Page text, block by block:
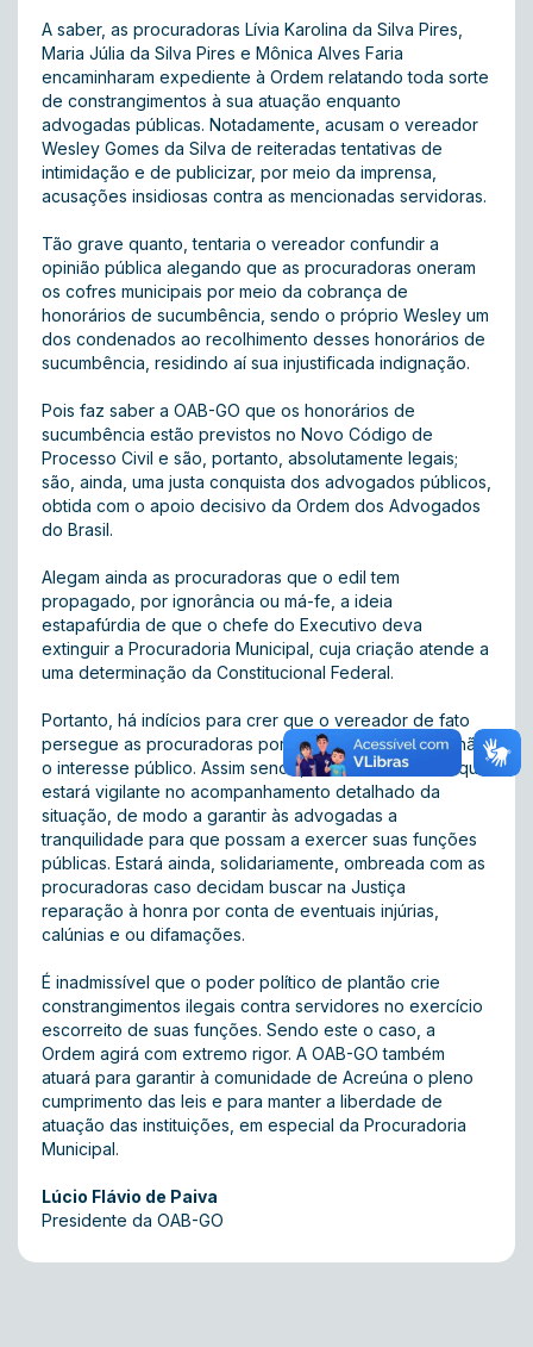
A saber, as procuradoras Lívia Karolina da Silva Pires,
Maria Júlia da Silva Pires e Mônica Alves Faria
encaminharam expediente à Ordem relatando toda sorte
de constrangimentos à sua atuação enquanto
advogadas públicas. Notadamente, acusam o vereador
Wesley Gomes da Silva de reiteradas tentativas de
intimidação e de publicizar, por meio da imprensa,
acusações insidiosas contra as mencionadas servidoras.
Tão grave quanto, tentaria o vereador confundir a
opinião pública alegando que as procuradoras oneram
os cofres municipais por meio da cobrança de
honorários de sucumbência, sendo o próprio Wesley um
dos condenados ao recolhimento desses honorários de
sucumbência, residindo aí sua injustificada indignação.
Pois faz saber a OAB-GO que os honorários de
sucumbência estão previstos no Novo Código de
Processo Civil e são, portanto, absolutamente legais;
são, ainda, uma justa conquista dos advogados públicos,
obtida com o apoio decisivo da Ordem dos Advogados
do Brasil.
Alegam ainda as procuradoras que o edil tem
propagado, por ignorância ou má-fe, a ideia
estapafúrdia de que o chefe do Executivo deva
extinguir a Procuradoria Municipal, cuja criação atende a
uma determinação da Constitucional Federal.
Portanto, há indícios para crer que o vereador de fato
persegue as procuradoras por motivação outra que não
o interesse público. Assim sendo, a OAB-GO informa que
estará vigilante no acompanhamento detalhado da
situação, de modo a garantir às advogadas a
tranquilidade para que possam a exercer suas funções
públicas. Estará ainda, solidariamente, ombreada com as
procuradoras caso decidam buscar na Justiça
reparação à honra por conta de eventuais injúrias,
calúnias e ou difamações.
É inadmissível que o poder político de plantão crie
constrangimentos ilegais contra servidores no exercício
escorreito de suas funções. Sendo este o caso, a
Ordem agirá com extremo rigor. A OAB-GO também
atuará para garantir à comunidade de Acreúna o pleno
cumprimento das leis e para manter a liberdade de
atuação das instituições, em especial da Procuradoria
Municipal.
Lúcio Flávio de Paiva
Presidente da OAB-GO